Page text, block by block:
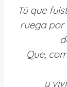
Tú que
ruega por
Que,
y